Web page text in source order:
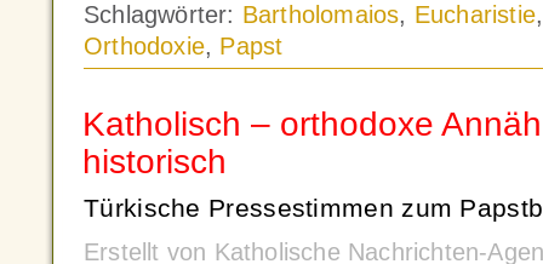
Schlagwörter: Bartholomaios, Eucharistie
Orthodoxie, Papst
Katholisch – orthodoxe
historisch
Türkische Pressestimmen zum
Erstellt von Katholische Nachrichten-